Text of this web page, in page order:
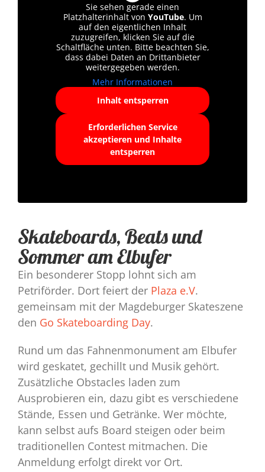
Sie sehen gerade einen
Platzhalterinhalt von YouTube. Um
auf den eigentlichen Inhalt
zuzugreifen, klicken Sie auf die
Schaltfläche unten. Bitte beachten Sie,
dass dabei Daten an Drittanbieter
weitergegeben werden.
Mehr Informationen
Inhalt entsperren
Erforderlichen Service
akzeptieren und Inhalte
entsperren
Skateboards, Beats und
Sommer am Elbufer
Ein besonderer Stopp lohnt sich am
Petriförder. Dort feiert der Plaza e.V.
gemeinsam mit der Magdeburger Skateszene
den Go Skateboarding Day.
Rund um das Fahnenmonument am Elbufer
wird geskatet, gechillt und Musik gehört.
Zusätzliche Obstacles laden zum
Ausprobieren ein, dazu gibt es verschiedene
Stände, Essen und Getränke. Wer möchte,
kann selbst aufs Board steigen oder beim
traditionellen Contest mitmachen. Die
Anmeldung erfolgt direkt vor Ort.